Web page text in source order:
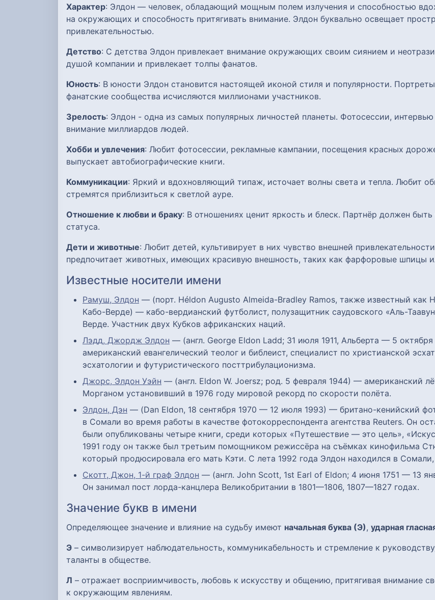
Характер: Элдон — человек, обладающий мощным полем излучения и способностью
на окружающих и способность притягивать внимание. Элдон буквально освещает
привлекательностью.
Детство: С детства Элдон привлекает внимание окружающих своим сиянием и
душой компании и привлекает толпы фанатов.
Юность: В юности Элдон становится настоящей иконой стиля и популярности.
фанатские сообщества исчисляются миллионами участников.
Зрелость: Элдон - одна из самых популярных личностей планеты. Фотосессии,
внимание миллиардов людей.
Хобби и увлечения: Любит фотосессии, рекламные кампании, посещения красных
выпускает автобиографические книги.
Коммуникации: Яркий и вдохновляющий типаж, источает волны света и тепла. Любит
стремятся приблизиться к светлой ауре.
Отношение к любви и браку: В отношениях ценит яркость и блеск. Партнёр должен
статуса.
Дети и животные: Любит детей, культивирует в них чувство внешней
предпочитает животных, имеющих красивую внешность, таких как фарфоровые шпицы
Известные носители имени
Рамуш, Элдон — (порт. Héldon Augusto Almeida-Bradley Ramos, также известный как
Кабо-Верде) — кабо-вердианский футболист, полузащитник саудовского «Аль-
Верде. Участник двух Кубков африканских наций.
Лэдд, Джордж Элдон — (англ. George Eldon Ladd; 31 июля 1911, Альберта — 5
американский евангелический теолог и библеист, специалист по христианской
эсхатологии и футуристического посттрибулационизма.
Джорс, Элдон Уэйн — (англ. Eldon W. Joersz; род. 5 февраля 1944) — американский
Морганом установивший в 1976 году мировой рекорд по скорости полёта.
Элдон, Дэн — (Dan Eldon, 18 сентября 1970 — 12 июля 1993) — британо-кенийский
в Сомали во время работы в качестве фотокорреспондента агентства Reuters. Он
были опубликованы четыре книги, среди которых «Путешествие — это цель»,
1991 году он также был третьим помощником режиссёра на съёмках кинофильма
который продюсировала его мать Кэти. C лета 1992 года Элдон находился в
Скотт, Джон, 1-й граф Элдон — (англ. John Scott, 1st Earl of Eldon; 4 июня 1751 — 13
Он занимал пост лорда-канцлера Великобритании в 1801—1806, 1807—1827 годах.
Значение букв в имени
Определяющее значение и влияние на судьбу имеют начальная буква (Э), ударная
Э – символизирует наблюдательность, коммуникабельность и стремление к
таланты в обществе.
Л – отражает восприимчивость, любовь к искусству и общению, притягивая внимание
к окружающим явлениям.